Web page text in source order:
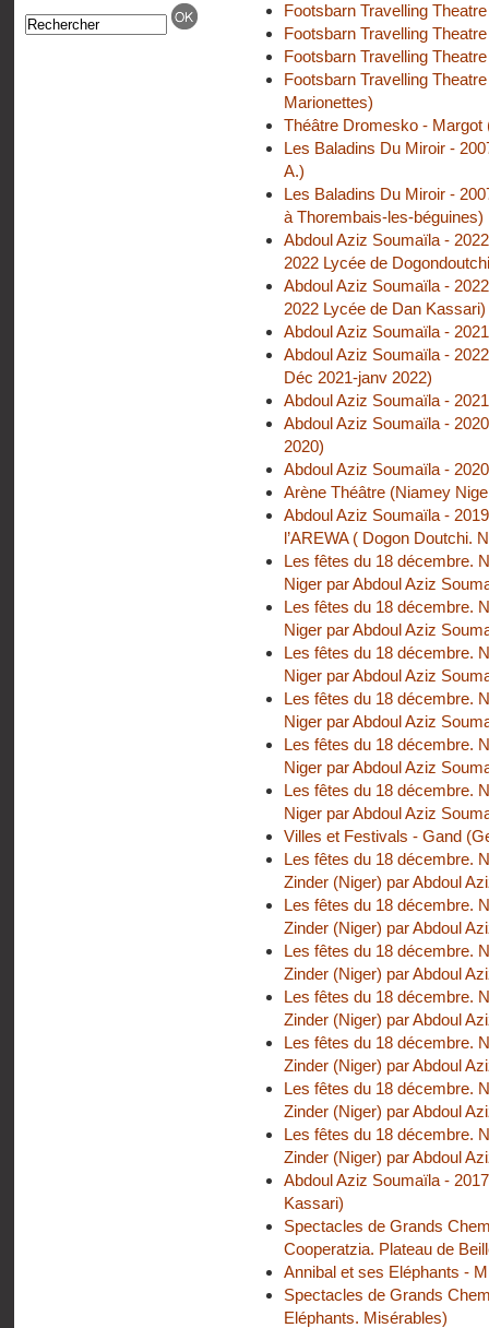
Footsbarn Travelling
Footsbarn Travelling
Footsbarn Travelling
Footsbarn Travelling
Marionettes)
Théâtre Dromesko - Margot
Les Baladins Du Miroir -
A.)
Les Baladins Du Miroir -
à Thorembais-les-béguines)
Abdoul Aziz Soumaïla -
2022 Lycée de
Abdoul Aziz Soumaïla -
2022 Lycée de Dan Kassari)
Abdoul Aziz Soumaïla -
Abdoul Aziz Soumaïla -
Déc 2021-janv 2022)
Abdoul Aziz Soumaïla -
Abdoul Aziz Soumaïla -
2020)
Abdoul Aziz Soumaïla -
Arène Théâtre (Niamey
Abdoul Aziz Soumaïla -
l’AREWA ( Dogon Doutchi.
Les fêtes du 18 décembre.
Niger par Abdoul Aziz
Les fêtes du 18 décembre.
Niger par Abdoul Aziz
Les fêtes du 18 décembre.
Niger par Abdoul Aziz
Les fêtes du 18 décembre.
Niger par Abdoul Aziz
Les fêtes du 18 décembre.
Niger par Abdoul Aziz
Les fêtes du 18 décembre.
Niger par Abdoul Aziz
Villes et Festivals - Gand
Les fêtes du 18 décembre.
Zinder (Niger) par Abdoul
Les fêtes du 18 décembre.
Zinder (Niger) par Abdoul
Les fêtes du 18 décembre.
Zinder (Niger) par Abdoul
Les fêtes du 18 décembre.
Zinder (Niger) par Abdoul
Les fêtes du 18 décembre.
Zinder (Niger) par Abdoul
Les fêtes du 18 décembre.
Zinder (Niger) par Abdoul
Les fêtes du 18 décembre.
Zinder (Niger) par Abdoul
Abdoul Aziz Soumaïla -
Kassari)
Spectacles de Grands
Cooperatzia. Plateau de
Annibal et ses Eléphants -
Spectacles de Grands
Eléphants. Misérables)